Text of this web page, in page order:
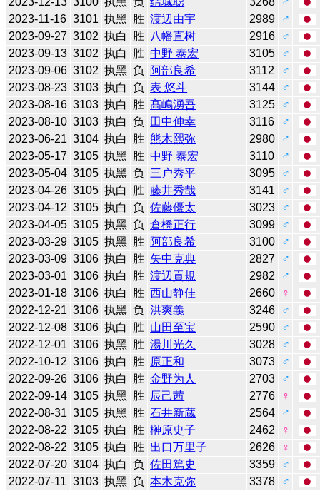
2023-11-16 3101 执黑 胜 渡辺由宇 2989
♂
2023-09-27 3102 执白 胜 八幡直树 2916
♂
2023-09-13 3102 执白 胜 中野 泰宏 3105
♂
2023-09-06 3102 执黑 负 阿部良希 3112
♂
2023-08-23 3103 执白 负 表 悠斗 3144
♂
2023-08-16 3103 执白 胜 髙嶋湧吾 3125
♂
2023-08-10 3103 执白 负 田中伸幸 3116
♂
2023-06-21 3104 执白 胜 熊木熙弥 2980
♂
2023-05-17 3105 执黑 胜 中野 泰宏 3110
♂
2023-05-04 3105 执黑 负 三户秀平 3095
♂
2023-04-26 3105 执白 胜 藤井秀哉 3141
♂
2023-04-12 3105 执白 负 佐藤優太 3023
♂
2023-04-05 3105 执黑 负 倉橋正行 3099
♂
2023-03-29 3105 执黑 胜 阿部良希 3100
♂
2023-03-09 3106 执白 胜 矢中克典 2827
♂
2023-03-01 3106 执白 胜 渡辺貢規 2982
♂
2023-01-18 3106 执白 胜 西山静佳 2660
♀
2022-12-21 3106 执黑 负 洪爽義 3246
♂
2022-12-08 3106 执白 胜 山田至宝 2590
♂
2022-12-01 3106 执黑 胜 湯川光久 3028
♂
2022-10-12 3106 执白 胜 原正和 3073
♂
2022-09-26 3106 执白 胜 金野为人 2703
♂
2022-09-14 3105 执黑 胜 辰己茜 2776
♀
2022-08-31 3105 执黑 胜 石井新蔵 2564
♂
2022-08-22 3105 执白 胜 榊原史子 2462
♀
2022-08-22 3105 执白 胜 出口万里子 2626
♀
2022-07-20 3104 执白 负 佐田篤史 3359
♂
2022-07-11 3103 执黑 负 本木克弥 3378
♂